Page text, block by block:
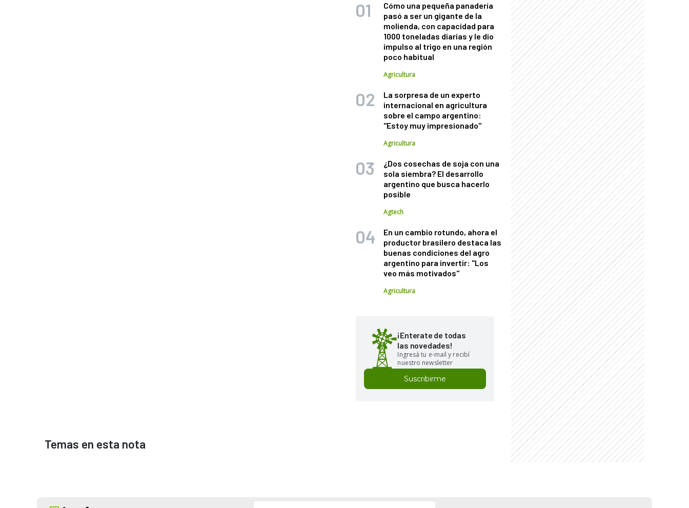
Cómo una pequeña panadería
pasó a ser un gigante de la
molienda, con capacidad para
1000 toneladas diarias y le dio
impulso al trigo en una región
poco habitual
Agricultura
La sorpresa de un experto
internacional en agricultura
sobre el campo argentino:
"Estoy muy impresionado"
Agricultura
¿Dos cosechas de soja con una
sola siembra? El desarrollo
argentino que busca hacerlo
posible
Agtech
En un cambio rotundo, ahora el
productor brasilero destaca las
buenas condiciones del agro
argentino para invertir: "Los
veo más motivados"
Agricultura
¡Enterate de todas
las novedades!
Ingresá tu e-mail y recibí
nuestro newsletter
Suscribirme
Temas en esta nota